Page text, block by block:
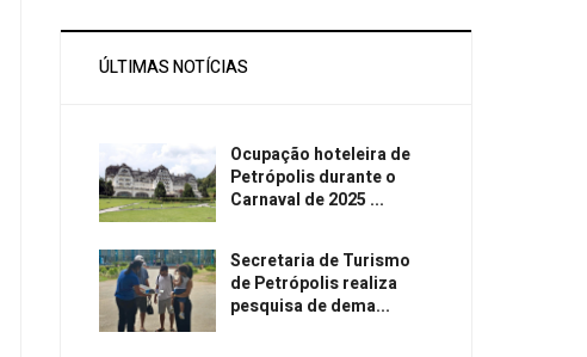
ÚLTIMAS NOTÍCIAS
Ocupação hoteleira de
Petrópolis durante o
Carnaval de 2025 ...
Secretaria de Turismo
de Petrópolis realiza
pesquisa de dema...